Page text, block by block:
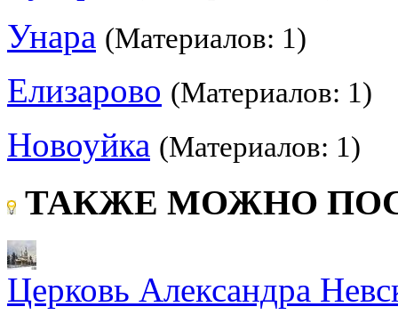
Унара (Материалов: 1)
Елизарово (Материалов: 1)
Новоуйка (Материалов: 1)
ТАКЖЕ МОЖНО
Церковь Александра